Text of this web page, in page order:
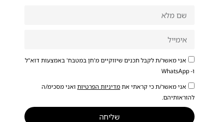
אני מאשר/ת לקבל תכנים שיווקיים מ'חן במטבח' באמצעות דוא"ל
ו- WhatsApp
אני מאשר/ת כי קראתי אתמדיניות הפרטיות ואני מסכימ/ה
להוראותיהם.
שליחה